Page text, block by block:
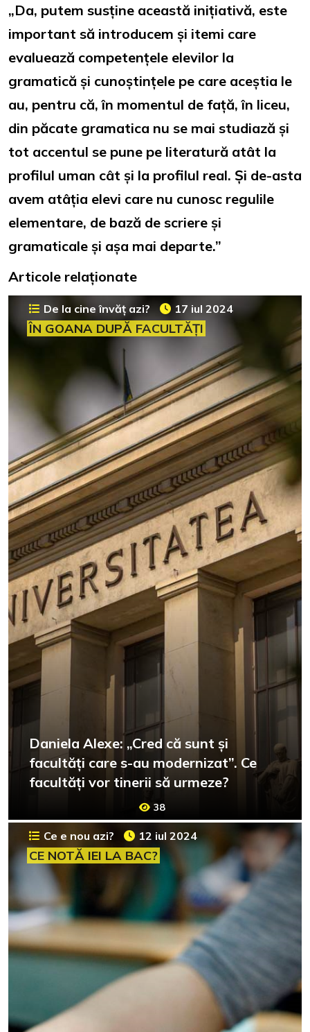
„Da, putem susține această inițiativă, este
important să introducem și itemi care
evaluează competențele elevilor la
gramatică și cunoștințele pe care aceștia le
au, pentru că, în momentul de față, în liceu,
din păcate gramatica nu se mai studiază și
tot accentul se pune pe literatură atât la
profilul uman cât și la profilul real. Și de-asta
avem atâția elevi care nu cunosc regulile
elementare, de bază de scriere și
gramaticale și așa mai departe.”
Articole relaționate
De la cine învăț azi? 17 iul 2024
ÎN GOANA DUPĂ FACULTĂȚI
Daniela Alexe: „Cred că sunt și
facultăți care s-au modernizat”. Ce
facultăți vor tinerii să urmeze?
38
Ce e nou azi? 12 iul 2024
CE NOTĂ IEI LA BAC?